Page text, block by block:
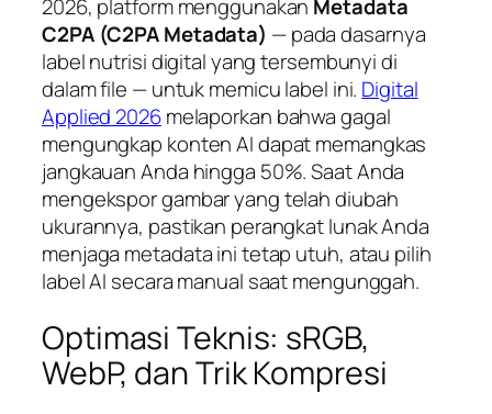
2026, platform menggunakan Metadata
C2PA (C2PA Metadata) — pada dasarnya
label nutrisi digital yang tersembunyi di
dalam file — untuk memicu label ini. Digital
Applied 2026melaporkan bahwa gagal
mengungkap konten AI dapat memangkas
jangkauan Anda hingga 50%. Saat Anda
mengekspor gambar yang telah diubah
ukurannya, pastikan perangkat lunak Anda
menjaga metadata ini tetap utuh, atau pilih
label AI secara manual saat mengunggah.
Optimasi Teknis: sRGB,
WebP, dan Trik Kompresi